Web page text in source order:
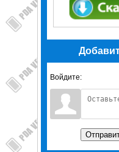
Войдите: